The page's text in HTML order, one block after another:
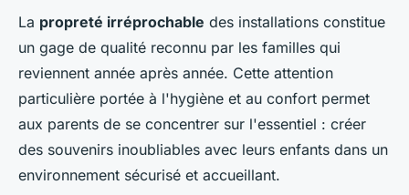
La propreté irréprochable des installations constitue
un gage de qualité reconnu par les familles qui
reviennent année après année. Cette attention
particulière portée à l'hygiène et au confort permet
aux parents de se concentrer sur l'essentiel : créer
des souvenirs inoubliables avec leurs enfants dans un
environnement sécurisé et accueillant.